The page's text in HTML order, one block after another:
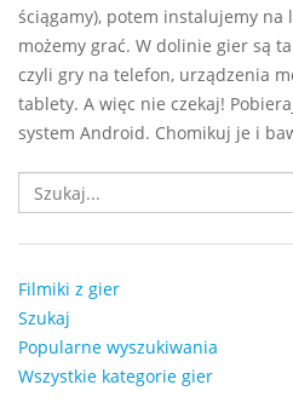
ściągamy), potem instalujemy na
możemy grać. W dolinie gier są
czyli gry na telefon, urządzenia
tablety. A więc nie czekaj!
system Android. Chomikuj je i
Filmiki z gier
Szukaj
Popularne wyszukiwania
Wszystkie kategorie gier